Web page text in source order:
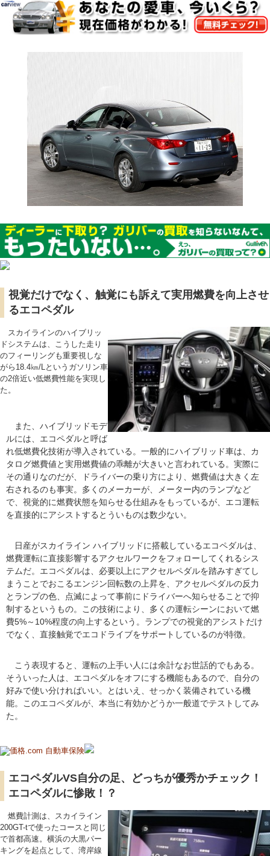
視覚だけでなく、触覚にも訴えて実用燃費を向上させ
るエコペダル
スカイラインのハイブリッ
ドシステムは、こうした走り
のフィーリングも重要視しな
がら18.4㎞/Lというガソリン車
の2倍近い低燃費性能を実現し
た。
また、ハイブリッドモデ
ルには、エコペダルと呼ば
れ低燃費化技術が導入されている。一般的にハイブリッド車は、カ
タログ燃費値と実用燃費値の乖離が大きいと言われている。実際に
その通りなのだが、ドライバーの乗り方により、燃費値は大きく左
右されるのも事実。多くのメーカーが、メーター内のランプなど
で、視覚的に燃費状態を知らせる仕組みをもっているが、エコ運転
を直接的にアシストするとういものは数少ない。
日産がスカイライン ハイブリッドに搭載しているエコペダルは、
燃費運転に直接影響するアクセルワークをフォローしてくれるシス
テムだ。エコペダルは、必要以上にアクセルペダルを踏みすぎてし
まうことでおこるエンジン回転数の上昇を、アクセルペダルの反力
とランプの色、点滅によって事前にドライバーへ知らせることで抑
制するというもの。この技術により、多くの運転シーンにおいて燃
費5%～10%程度の向上するという。ランプでの視覚的アシストだけ
でなく、直接触覚でエコドライブをサポートしているのが特徴。
こう表現すると、運転の上手い人には余計なお世話的でもある。
そういった人は、エコペダルをオフにする機能もあるので、自分の
好みで使い分ければいい。とはいえ、せっかく装備されている機
能。このエコペダルが、本当に有効かどうか一般道でテストしてみ
た。
エコペダルVS自分の足、どっちが優秀かチェック！
エコペダルに惨敗！？
燃費計測は、スカイライン
200GT-tで使ったコースと同じ
で首都高速。横浜の大黒パー
キングを起点として、湾岸線